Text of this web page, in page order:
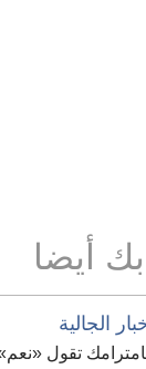
أيضا
الجالية
تقول